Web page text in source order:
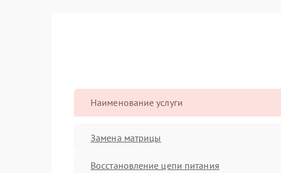
Наименование услуги
Замена матрицы
Восстановление цепи питания